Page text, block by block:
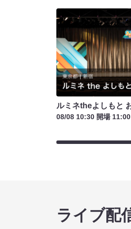
ルミネtheよしもと
08/08 10:30 開場
ライブ配